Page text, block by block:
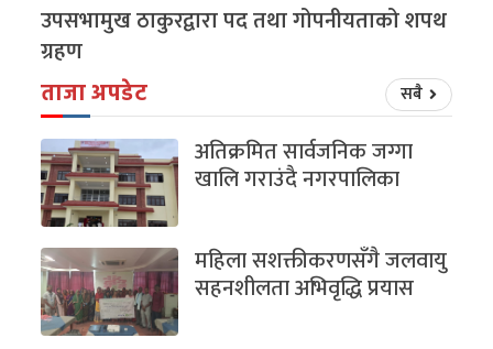
उपसभामुख ठाकुरद्वारा पद तथा गोपनीयताको शपथ
ग्रहण
ताजा अपडेट सबै
अतिक्रमित सार्वजनिक जग्गा
खालि गराउंदै नगरपालिका
महिला सशक्तीकरणसँगै जलवायु
सहनशीलता अभिवृद्धि प्रयास